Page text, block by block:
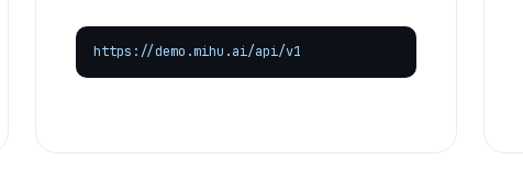
https://demo.mihu.ai/api/v1